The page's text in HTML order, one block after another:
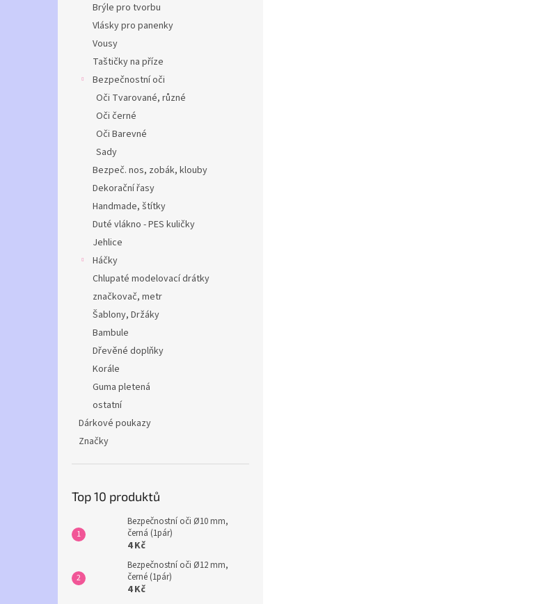
Brýle pro tvorbu
Vlásky pro panenky
Vousy
Taštičky na příze
Bezpečnostní oči
Oči Tvarované, různé
Oči černé
Oči Barevné
Sady
Bezpeč. nos, zobák, klouby
Dekorační řasy
Handmade, štítky
Duté vlákno - PES kuličky
Jehlice
Háčky
Chlupaté modelovací drátky
značkovač, metr
Šablony, Držáky
Bambule
Dřevěné doplňky
Korále
Guma pletená
ostatní
Dárkové poukazy
Značky
Top 10 produktů
Bezpečnostní oči Ø10 mm,
černá (1pár)
4 Kč
Bezpečnostní oči Ø12 mm,
černé (1pár)
4 Kč